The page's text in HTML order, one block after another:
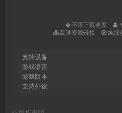
不限下载速度
高速资源链接
纯绿
支持设备
游戏语言
游戏版本
支持外设